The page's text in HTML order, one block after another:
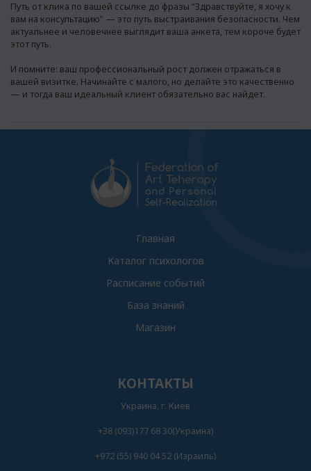
Путь от клика по вашей ссылке до фразы “Здравствуйте, я хочу к
вам на консультацию” — это путь выстраивания безопасности. Чем
актуальнее и человечнее выглядит ваша анкета, тем короче будет
этот путь.
И помните: ваш профессиональный рост должен отражаться в
вашей визитке. Начинайте с малого, но делайте это качественно
— и тогда ваш идеальный клиент обязательно вас найдет.
Главная
Каталог психологов
Расписание событий
База знаний
Магазин
КОНТАКТЫ
Украина, г. Киев
+38 (093)177 68 30(Украина)
+972 (55) 940 04 52 (Израиль)